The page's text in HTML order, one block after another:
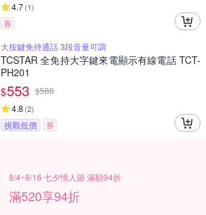
4.7(1)
券
大按鍵免持通話 3段音量可調
TCSTAR 全免持大字鍵來電顯示有線電話 TCT-
PH201
$553 $588
4.8 (2)
挑戰低價 券
8/4~8/16 七夕情人節 滿額94折
滿520享94折